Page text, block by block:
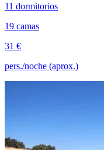
11 dormitorios
19 camas
31 €
pers./noche (aprox.)